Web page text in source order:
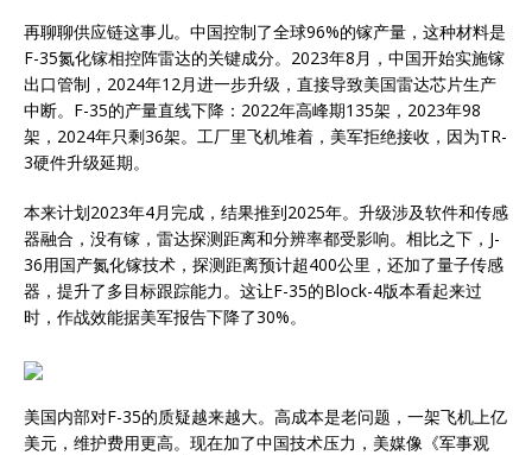
再聊聊供应链这事儿。中国控制了全球96%的镓产量，这种材料是
F-35氮化镓相控阵雷达的关键成分。2023年8月，中国开始实施镓
出口管制，2024年12月进一步升级，直接导致美国雷达芯片生产
中断。F-35的产量直线下降：2022年高峰期135架，2023年98
架，2024年只剩36架。工厂里飞机堆着，美军拒绝接收，因为TR-
3硬件升级延期。
本来计划2023年4月完成，结果推到2025年。升级涉及软件和传感
器融合，没有镓，雷达探测距离和分辨率都受影响。相比之下，J-
36用国产氮化镓技术，探测距离预计超400公里，还加了量子传感
器，提升了多目标跟踪能力。这让F-35的Block-4版本看起来过
时，作战效能据美军报告下降了30%。
美国内部对F-35的质疑越来越大。高成本是老问题，一架飞机上亿
美元，维护费用更高。现在加了中国技术压力，美媒像《军事观